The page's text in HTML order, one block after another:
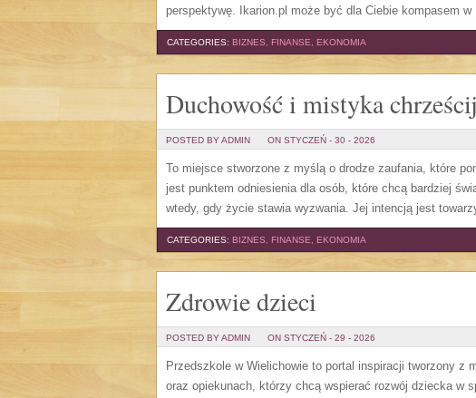
perspektywę. Ikarion.pl może być dla Ciebie kompasem w
CATEGORIES: BIZNES, FINANSE, EKONOMIA
Duchowość i mistyka
POSTED BY ADMIN ON STYCZEŃ - 30 - 2026
To miejsce stworzone z myślą o drodze zaufania, które
jest punktem odniesienia dla osób, które chcą bardziej
wtedy, gdy życie stawia wyzwania. Jej intencją jest
CATEGORIES: BIZNES, FINANSE, EKONOMIA
Zdrowie dzieci
POSTED BY ADMIN ON STYCZEŃ - 29 - 2026
Przedszkole w Wielichowie to portal inspiracji tworzony z
oraz opiekunach, którzy chcą wspierać rozwój dziecka w